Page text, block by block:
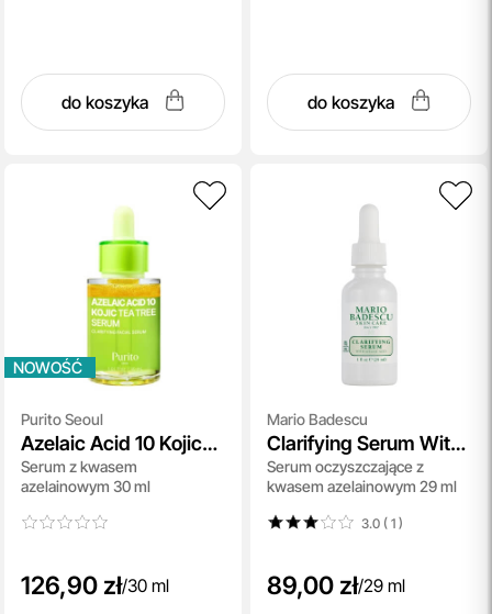
do koszyka do koszyka
NOWOŚĆ
Purito Seoul
Azelaic Acid 10 Kojic
Tea Tree Serum
Serum z kwasem
azelainowym 30 ml
126,90 zł/30 ml
Mario Badescu
Clarifying Serum With
Azelaic Acid
Serum oczyszczające z
kwasem azelainowym 29 ml
3.0 ( 1)
89,00 zł/29 ml